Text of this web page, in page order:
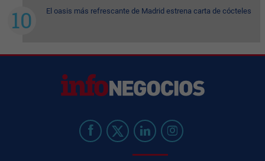
El oasis más refrescante de Madrid estrena carta de cócteles